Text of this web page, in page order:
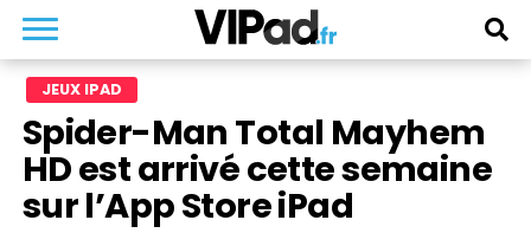
JEUX IPAD
Spider-Man Total Mayhem
HD est arrivé cette semaine
sur l’App Store iPad